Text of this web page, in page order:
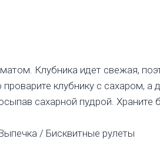
Клубника идет свежая,
клубнику с сахаром, а
сахарной пудрой. Храните
/ Бисквитные рулеты